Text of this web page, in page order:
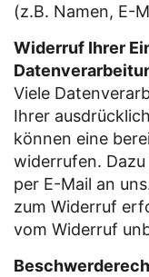
(z.B. Namen, E-
Widerruf Ihrer
Viele
Ihrer
können eine
widerrufen.
per E-Mail an
zum Widerruf
vom Widerruf